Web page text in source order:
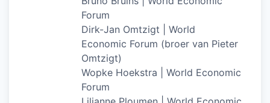
Forum
Dirk-Jan Omtzigt | World
Economic Forum (broer van Pieter
Omtzigt)
Wopke Hoekstra | World Economic
Forum